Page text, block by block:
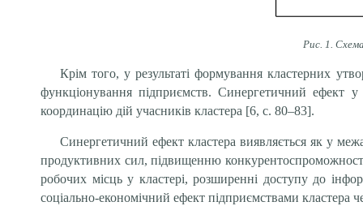
Рис. 1.
Крім того, у результаті формування кластерних
функціонування підприємств. Синергетичний
координацію дій учасників кластера [6, с. 80–83].
Синергетичний ефект кластера виявляється як у
продуктивних сил, підвищенню
робочих місць у кластері, розширенні доступу до
соціально-економічний ефект підприємствами кластера